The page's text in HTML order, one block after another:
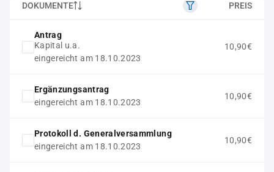
DOKUMENTE PREIS
Antrag
Kapital u.a.
eingereicht am 18.10.2023
10,90€
Ergänzungsantrag
eingereicht am 18.10.2023
10,90€
Protokoll d. Generalversammlung
eingereicht am 18.10.2023
10,90€